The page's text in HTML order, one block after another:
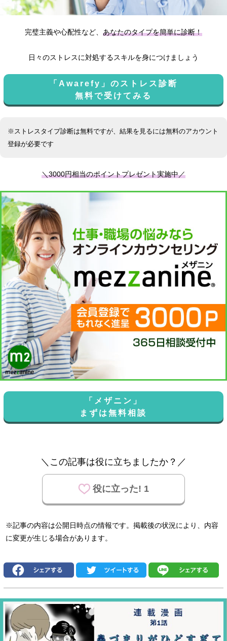
完璧主義や心配性など、 あなたのタイプを簡単に診断！
日々のストレスに対処するスキルを身につけましょう
「Awarefy」のストレス診断
無料で受けてみる
※ストレスタイプ診断は無料ですが、結果を見るには無料のアカウント
登録が必要です
＼3000円相当のポイントプレゼント実施中／
「メザニン」
まずは無料相談
＼この記事は役に立ちましたか？／
役に立った! 1
※記事の内容は公開日時点の情報です。掲載後の状況により、内容
に変更が生じる場合があります。